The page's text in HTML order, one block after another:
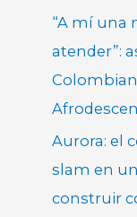
“A mí una
atender”:
Aurora: el
slam en
construir